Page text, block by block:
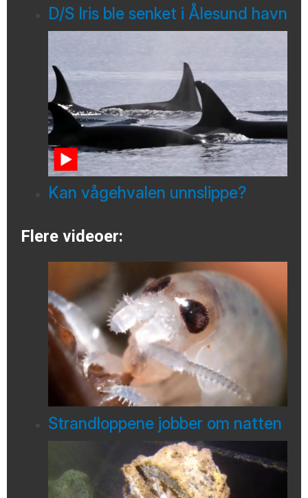
D/S Iris ble senket i Ålesund havn
Kan vågehvalen unnslippe?
Flere videoer:
Strandloppene jobber om natten